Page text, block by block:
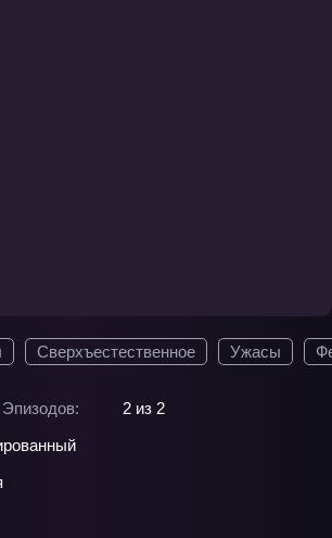
Сверхъестественное Ужасы
Эпизодов:
2 из 2